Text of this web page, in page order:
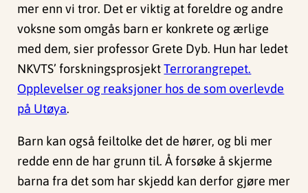
mer enn vi tror. Det er viktig at foreldre og andre
voksne som omgås barn er konkrete og ærlige
med dem, sier professor Grete Dyb. Hun har ledet
NKVTS’ forskningsprosjektTerrorangrepet.
Opplevelser og reaksjoner hos de som overlevde
på Utøya.
Barn kan også feiltolke det de hører, og bli mer
redde enn de har grunn til. Å forsøke å skjerme
barna fra det som har skjedd kan derfor gjøre mer